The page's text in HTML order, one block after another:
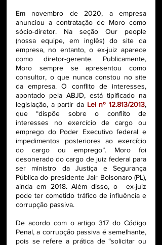
Em novembro de 2020, a empresa
anunciou a contratação de Moro como
sócio-diretor. Na seção Our people
(nossa equipe, em inglês) do site da
empresa, no entanto, o ex-juiz aparece
como diretor-gerente. Publicamente,
Moro sempre se apresentou como
consultor, o que nunca constou no site
da empresa. O conflito de interesses,
apontado pela ABJD, está tipificado na
legislação, a partir da Lei nº 12.813/2013,
que “dispõe sobre o conflito de
interesses no exercício de cargo ou
emprego do Poder Executivo federal e
impedimentos posteriores ao exercício
do cargo ou emprego”. Moro foi
desonerado do cargo de juiz federal para
ser ministro da Justiça e Segurança
Pública do presidente Jair Bolsonaro (PL),
ainda em 2018. Além disso, o  ex-juiz
pode ter cometido tráfico de influência e
corrupção passiva.
De acordo com o artigo 317 do Código
Penal, a corrupção passiva é semelhante,
pois se refere a prática de “solicitar ou